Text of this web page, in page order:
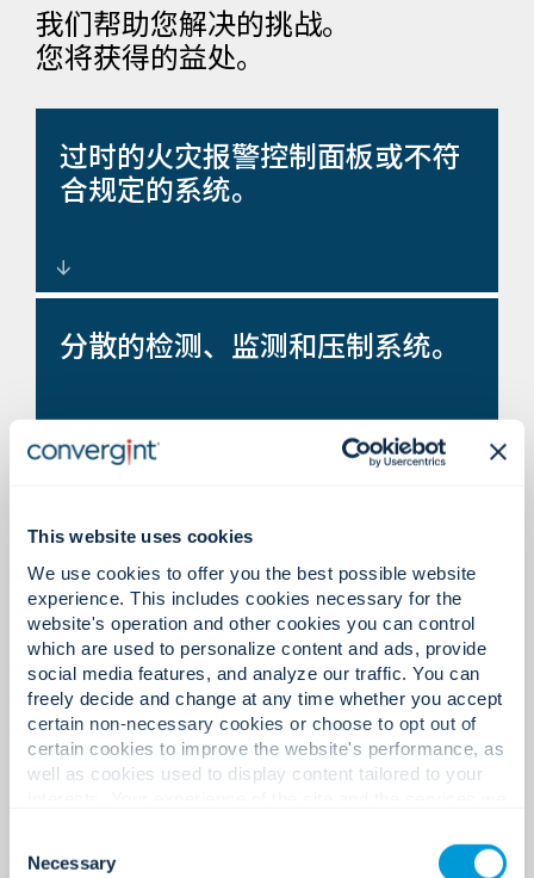
This website uses cookies
We use cookies to offer you the best possible website
experience. This includes cookies necessary for the
website's operation and other cookies you can control
which are used to personalize content and ads, provide
social media features, and analyze our traffic. You can
freely decide and change at any time whether you accept
certain non-necessary cookies or choose to opt out of
certain cookies to improve the website's performance, as
well as cookies used to display content tailored to your
cookies. Click "Show details" below for more information
about who we share your information with.
Selection
Necessary
我们帮助您解决的挑战。
您将获得的益处。
过时的火灾报警控制面板或不符
合规定的系统。
我们提供符合NFPA和当地法规要
求的认证火灾报警系统设计、安
分散的检测、监测和压制系统。
集成式消防和生命安全系统，提
供统一保护和实时监控功能。
测试和文档流程存在局限性。
通过数字化生命周期管理实现高
效的检查、测试和合规性报告。
事件意识和响应协调滞后。